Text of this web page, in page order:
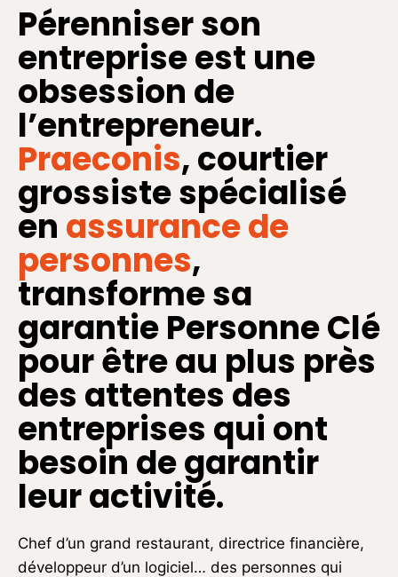
Pérenniser son
entreprise est une
obsession de
l’entrepreneur.
Praeconis, courtier
grossiste spécialisé
en assurance de
personnes,
transforme sa
garantie Personne Clé
pour être au plus près
des attentes des
entreprises qui ont
besoin de garantir
leur activité.
Chef d’un grand restaurant, directrice financière,
développeur d’un logiciel… des personnes qui